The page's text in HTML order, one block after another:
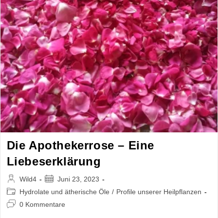
Die Apothekerrose – Eine
Liebeserklärung
Beitrags-
Autor:
Wild4
Beitrag
veröffentlicht:
Juni 23, 2023
Beitrags-
Kategorie:
Hydrolate und ätherische Öle / Profile unserer Heilpflanzen
Beitrags-0 Kommentare